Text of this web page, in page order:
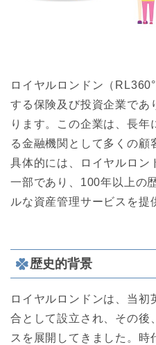
ロイヤルロンドン（
する保険及び投資企業であ
ります。この企業は、長年
る金融機関として多くの顧
具体的には、ロイヤルロン
一部であり、100年以上の
ルな資産管理サービスを提
歴史的背景
ロイヤルロンドンは、当初
合として設立され、その後
スを展開してきました。時